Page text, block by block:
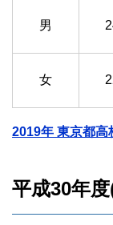
男
女
2019年 東京都高
平成30年